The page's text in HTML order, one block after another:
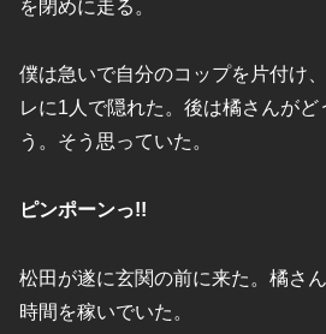
を閉めに走る。
僕は急いで自分のコップを片付け
レに1人で隠れた。後は橘さんがど
う。そう思っていた。
ピンポーンっ!!
松田が遂に玄関の前に来た。橘さ
時間を稼いでいた。